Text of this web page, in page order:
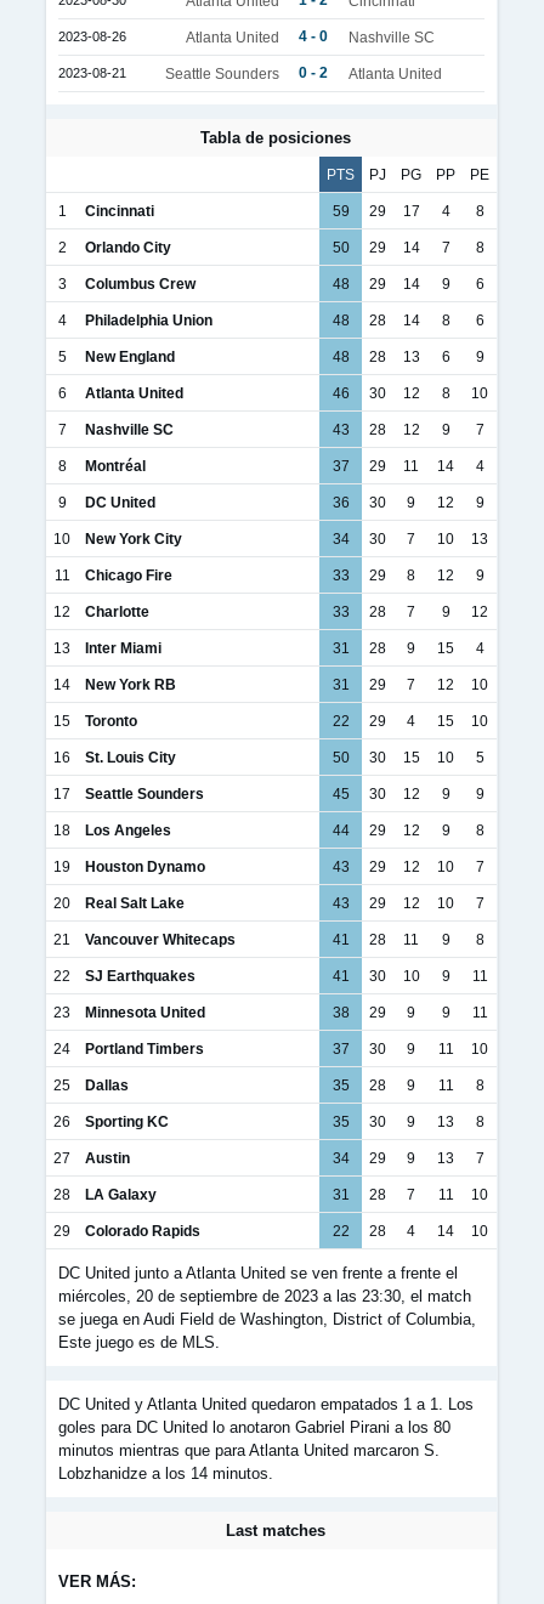
2023-08-26 Atlanta United 4 - 0 Nashville SC
2023-08-21 Seattle Sounders 0 - 2 Atlanta United
Tabla de posiciones
PTS PJ PG PP PE
1 Cincinnati 59 29 17 4 8
2 Orlando City 50 29 14 7 8
3 Columbus Crew 48 29 14 9 6
4 Philadelphia Union 48 28 14 8 6
5 New England 48 28 13 6 9
6 Atlanta United 46 30 12 8 10
7 Nashville SC 43 28 12 9 7
8 Montréal 37 29 11 14 4
9 DC United 36 30 9 12 9
10 New York City 34 30 7 10 13
11 Chicago Fire 33 29 8 12 9
12 Charlotte 33 28 7 9 12
13 Inter Miami 31 28 9 15 4
14 New York RB 31 29 7 12 10
15 Toronto 22 29 4 15 10
16 St. Louis City 50 30 15 10 5
17 Seattle Sounders 45 30 12 9 9
18 Los Angeles 44 29 12 9 8
19 Houston Dynamo 43 29 12 10 7
20 Real Salt Lake 43 29 12 10 7
21 Vancouver Whitecaps 41 28 11 9 8
22 SJ Earthquakes 41 30 10 9 11
23 Minnesota United 38 29 9 9 11
24 Portland Timbers 37 30 9 11 10
25 Dallas 35 28 9 11 8
26 Sporting KC 35 30 9 13 8
27 Austin 34 29 9 13 7
28 LA Galaxy 31 28 7 11 10
29 Colorado Rapids 22 28 4 14 10
DC United junto a Atlanta United se ven frente a frente el
miércoles, 20 de septiembre de 2023 a las 23:30, el match
se juega en Audi Field de Washington, District of Columbia,
Este juego es de MLS.
DC United y Atlanta United quedaron empatados 1 a 1. Los
goles para DC United lo anotaron Gabriel Pirani a los 80
minutos mientras que para Atlanta United marcaron S.
Lobzhanidze a los 14 minutos.
Last matches
VER MÁS: